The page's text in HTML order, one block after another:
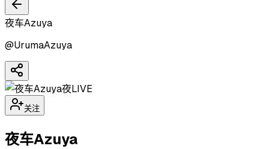
夜车Azuya
@UrumaAzuya
夜LIVE
关注
夜车Azuya